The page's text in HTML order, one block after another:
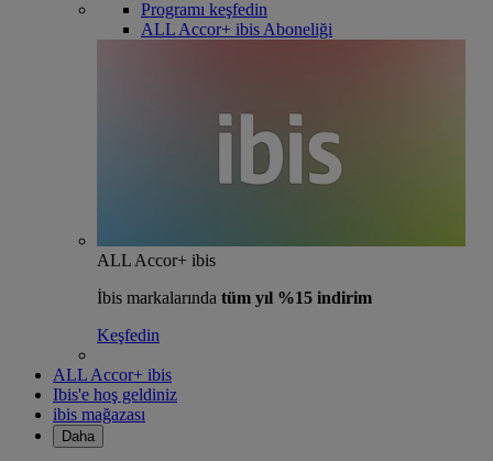
Programı keşfedin
ALL Accor+ ibis Aboneliği
ALL Accor+ ibis
İbis markalarında tüm yıl %15 indirim
Keşfedin
ALL Accor+ ibis
Ibis'e hoş geldiniz
ibis mağazası
Daha